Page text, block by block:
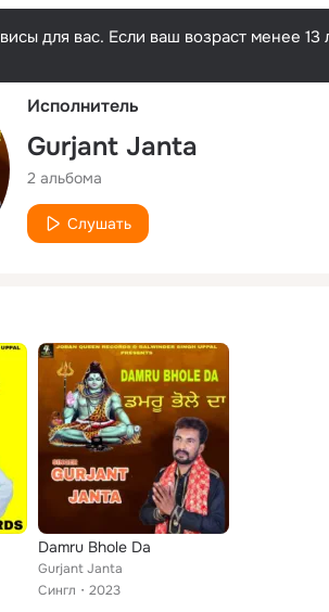
для вас. Если ваш возраст менее
Исполнитель
Gurjant Janta
2 альбома
Слушать
Damru Bhole Da
Gurjant Janta
Сингл
2023